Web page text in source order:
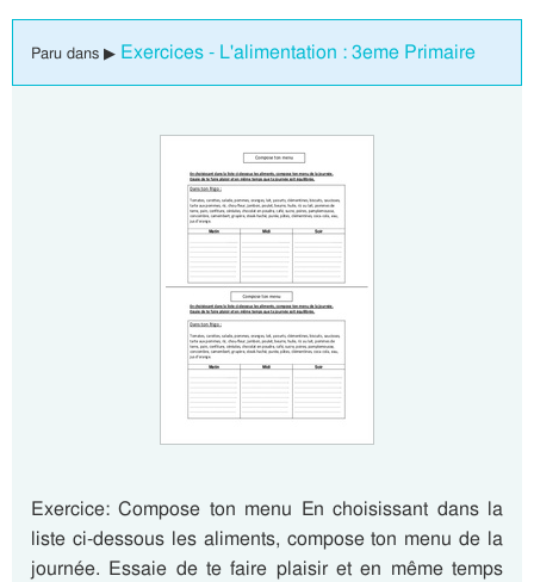
Paru dans ▶ Exercices - L'alimentation : 3eme Primaire
Exercice: Compose ton menu En choisissant dans la
liste ci-dessous les aliments, compose ton menu de la
journée. Essaie de te faire plaisir et en même temps